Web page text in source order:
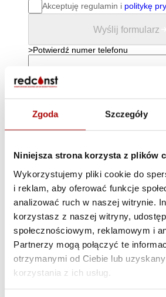
Zgoda Szczegóły
Niniejsza strona korzysta z plików
Wykorzystujemy pliki cookie do
i reklam, aby oferować funkcje
analizować ruch w naszej witrynie.
korzystasz z naszej witryny,
społecznościowym, reklamowym i
Partnerzy mogą połączyć te
otrzymanymi od Ciebie lub
korzystania z ich usług.
Akceptuję regulamin i politykę
Wyślij formularz
>Potwierdź numer telefonu
Potwierdź adres e-mail
Potwierdź, że nie jesteś robotem
Nie jestem robotem
Zalety
Działka zlokalizowana na
sklepu Netto to doskonałe
budowę myjni
popularnych sklepów, a także
klientów, gwarantują wysoki